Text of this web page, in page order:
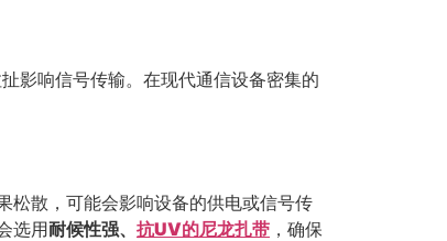
影响信号传输。在现代通信设备密集的
松散，可能会影响设备的供电或信号传
选用耐候性强、 抗UV的尼龙扎带 ，确保